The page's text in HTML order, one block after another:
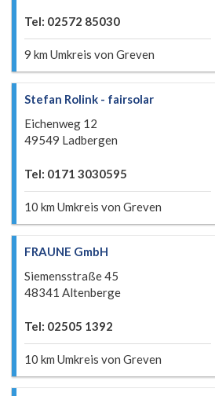
Tel: 02572 85030
9 km Umkreis von Greven
Stefan Rolink - fairsolar
Eichenweg 12
49549 Ladbergen
Tel: 0171 3030595
10 km Umkreis von Greven
FRAUNE GmbH
Siemensstraße 45
48341 Altenberge
Tel: 02505 1392
10 km Umkreis von Greven